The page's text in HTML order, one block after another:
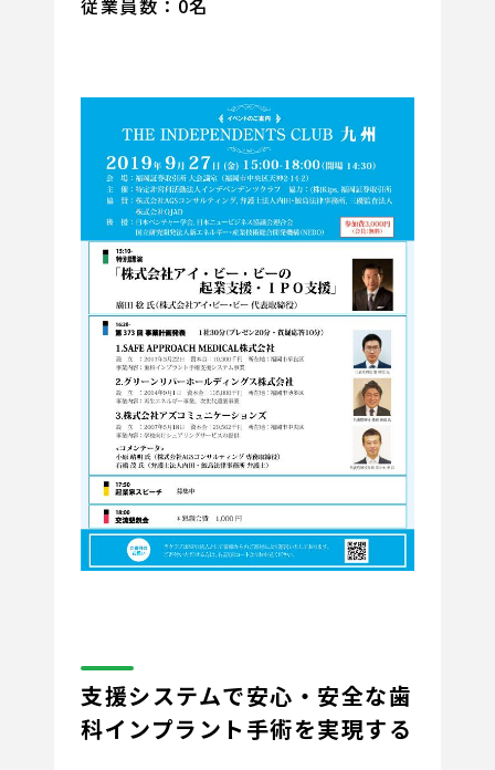
支援システムで安心・安全な歯
科インプラント手術を実現する